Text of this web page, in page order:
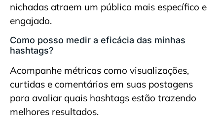
nichadas atraem um público mais específico e
engajado.
Como posso medir a eficácia das minhas
hashtags?
Acompanhe métricas como visualizações,
curtidas e comentários em suas postagens
para avaliar quais hashtags estão trazendo
melhores resultados.